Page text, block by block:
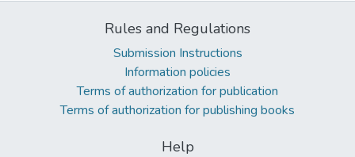
Rules and Regulations
Submission Instructions
Information policies
Terms of authorization for publication
Terms of authorization for publishing books
Help